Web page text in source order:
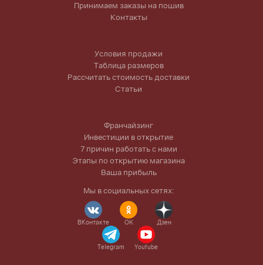
Принимаем заказы на пошив
Контакты
Условия продажи
Таблица размеров
Рассчитать стоимость доставки
Статьи
Франчайзинг
Инвестиции в открытие
7 причин работать с нами
Этапы по открытию магазина
Ваша прибыль
Мы в социальных сетях:
ВКонтакте OK Дзен
Telegram Youtube